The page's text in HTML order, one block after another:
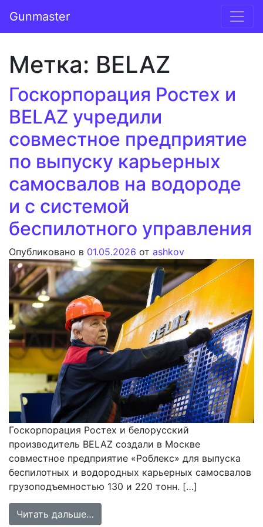
Основная навигация
Gunmaster
Метка: BELAZ
Госкорпорация Ростех и
BELAZ учредили
совместное предприятие
по выпуску карьерных
самосвалов на водороде
и с системой
беспилотного управления
Опубликовано в 01.05.2026 от ashkov
Госкорпорация Ростех и белорусский
производитель BELAZ создали в Москве
совместное предприятие «Роблекс» для выпуска
беспилотных и водородных карьерных самосвалов
грузоподъемностью 130 и 220 тонн. […]
Читать дальше…